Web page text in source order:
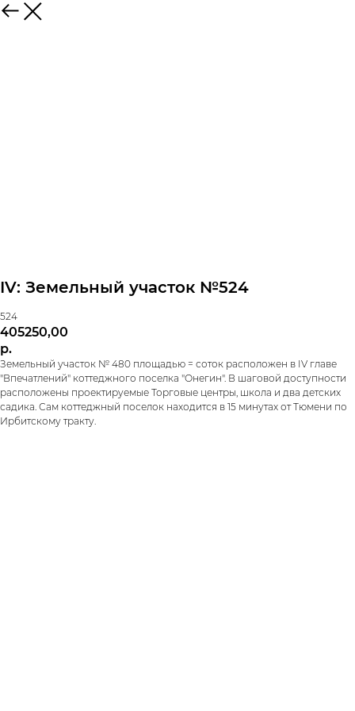
IV: Земельный участок №524
524
405250,00
р.
Земельный участок № 480 площадью = соток расположен в IV главе
"Впечатлений" коттеджного поселка "Онегин". В шаговой доступности
расположены проектируемые Торговые центры, школа и два детских
садика. Сам коттеджный поселок находится в 15 минутах от Тюмени по
Ирбитскому тракту.